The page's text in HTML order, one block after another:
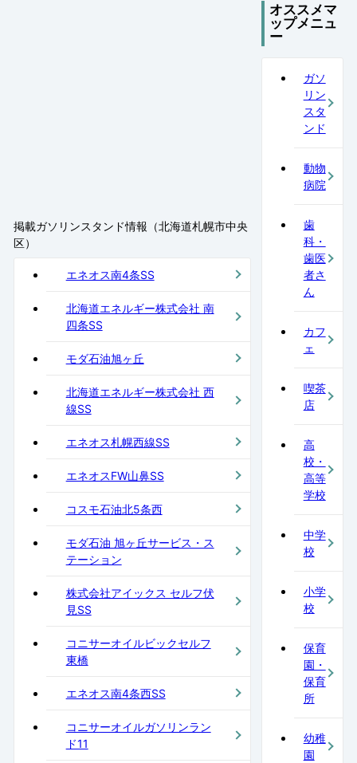
掲載ガソリンスタンド情報（北海道札幌市中央
区）
エネオス南4条SS
北海道エネルギー株式会社 南
四条SS
モダ石油旭ヶ丘
北海道エネルギー株式会社 西
線SS
エネオス札幌西線SS
エネオスFW山鼻SS
コスモ石油北5条西
モダ石油 旭ヶ丘サービス・ス
テーション
株式会社アイックス セルフ伏
見SS
コニサーオイルビックセルフ
東橋
エネオス南4条西SS
コニサーオイルガソリンラン
ド11
オススメマ
ップメニュ
ー
ガソ
リン
スタ
ンド
動物
病院
歯
科・
歯医
者さ
ん
カフ
ェ
喫茶
店
高
校・
高等
学校
中学
校
小学
校
保育
園・
保育
所
幼稚
園